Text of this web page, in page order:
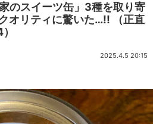
のスイーツ缶」3種を取り寄
オリティに驚いた…!! （正直
2025.4.5 20:15